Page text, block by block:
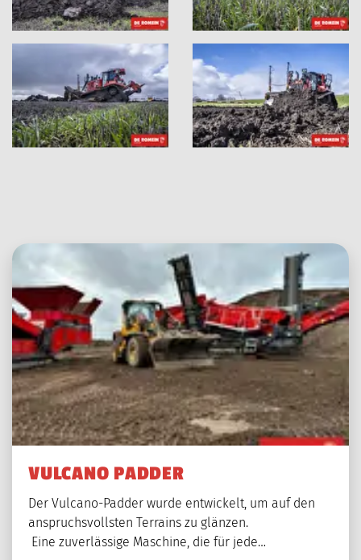
VULCANO PADDER
Der Vulcano-Padder wurde entwickelt, um auf den
anspruchsvollsten Terrains zu glänzen.
Eine zuverlässige Maschine, die für jede…